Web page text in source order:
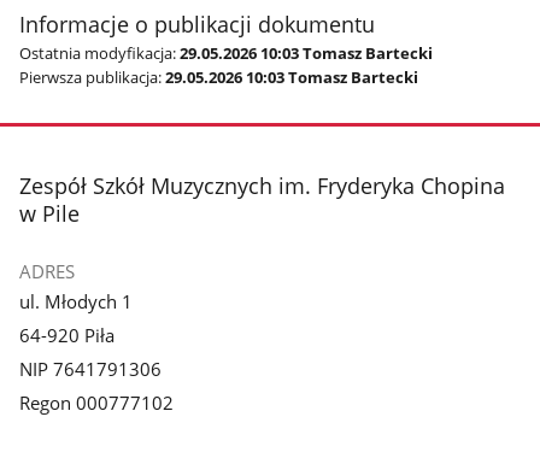
Informacje o publikacji dokumentu
Ostatnia modyfikacja:29.05.2026 10:03 Tomasz Bartecki
Pierwsza publikacja:29.05.2026 10:03 Tomasz Bartecki
stopka
Zespół Szkół Muzycznych im. Fryderyka Chopina
w Pile
ADRES
ul. Młodych 1
64-920 Piła
NIP 7641791306
Regon 000777102